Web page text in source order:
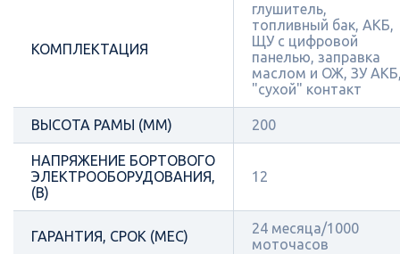
КОМПЛЕКТАЦИЯ
глушитель,
топливный бак, АКБ,
ЩУ с цифровой
панелью, заправка
маслом и ОЖ, ЗУ
"сухой" контакт
ВЫСОТА РАМЫ (ММ) 200
НАПРЯЖЕНИЕ БОРТОВОГО
ЭЛЕКТРООБОРУДОВАНИЯ,
(В)
12
ГАРАНТИЯ, СРОК (МЕС)
24 месяца/1000
моточасов